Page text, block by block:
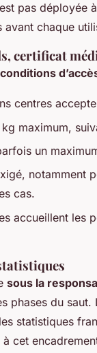
pas déployée
avant chaque
certificat
conditions
centres
maximum,
un
notamment
cas.
accueillent les
sous la
phases du saut.
statistiques
à cet